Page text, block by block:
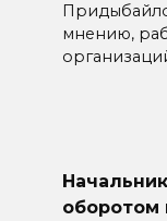
мнению,
оборотом